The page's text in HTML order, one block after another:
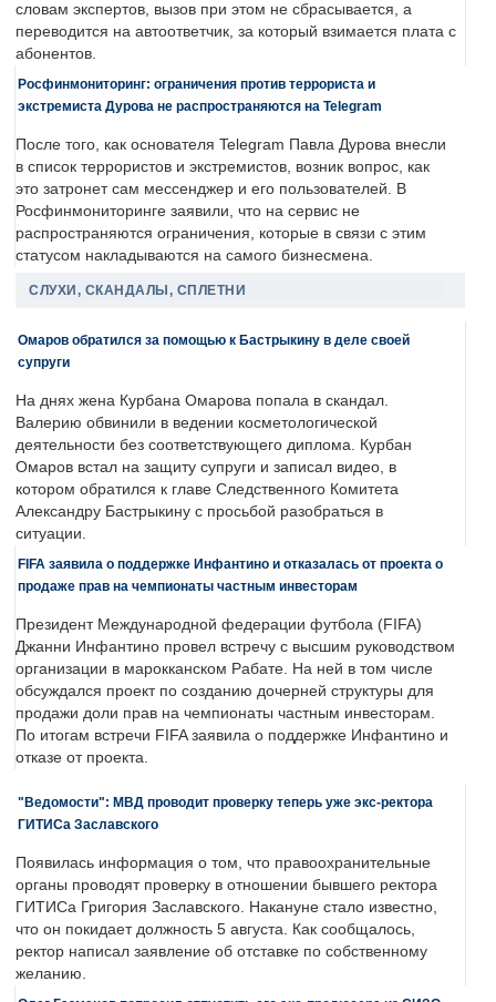
словам экспертов, вызов при этом не сбрасывается, а
переводится на автоответчик, за который взимается плата с
абонентов.
Росфинмониторинг: ограничения против террориста и
экстремиста Дурова не распространяются на Telegram
После того, как основателя Telegram Павла Дурова внесли
в список террористов и экстремистов, возник вопрос, как
это затронет сам мессенджер и его пользователей. В
Росфинмониторинге заявили, что на сервис не
распространяются ограничения, которые в связи с этим
статусом накладываются на самого бизнесмена.
СЛУХИ, СКАНДАЛЫ, СПЛЕТНИ
Омаров обратился за помощью к Бастрыкину в деле своей
супруги
На днях жена Курбана Омарова попала в скандал.
Валерию обвинили в ведении косметологической
деятельности без соответствующего диплома. Курбан
Омаров встал на защиту супруги и записал видео, в
котором обратился к главе Следственного Комитета
Александру Бастрыкину с просьбой разобраться в
ситуации.
FIFA заявила о поддержке Инфантино и отказалась от проекта о
продаже прав на чемпионаты частным инвесторам
Президент Международной федерации футбола (FIFA)
Джанни Инфантино провел встречу с высшим руководством
организации в марокканском Рабате. На ней в том числе
обсуждался проект по созданию дочерней структуры для
продажи доли прав на чемпионаты частным инвесторам.
По итогам встречи FIFA заявила о поддержке Инфантино и
отказе от проекта.
"Ведомости": МВД проводит проверку теперь уже экс-ректора
ГИТИСа Заславского
Появилась информация о том, что правоохранительные
органы проводят проверку в отношении бывшего ректора
ГИТИСа Григория Заславского. Накануне стало известно,
что он покидает должность 5 августа. Как сообщалось,
ректор написал заявление об отставке по собственному
желанию.